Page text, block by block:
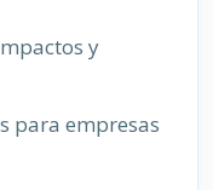
y
para empresas